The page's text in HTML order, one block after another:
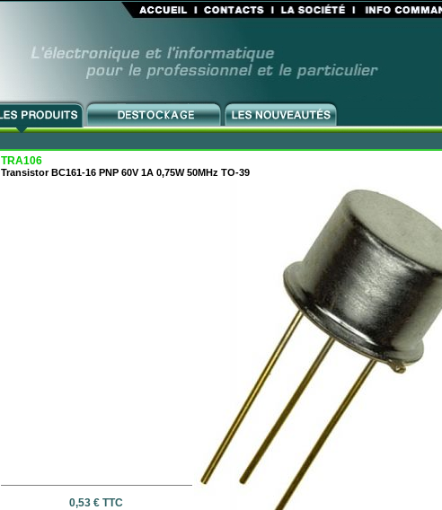
TRA106
Transistor BC161-16 PNP 60V 1A 0,75W 50MHz TO-39
0,53 € TTC